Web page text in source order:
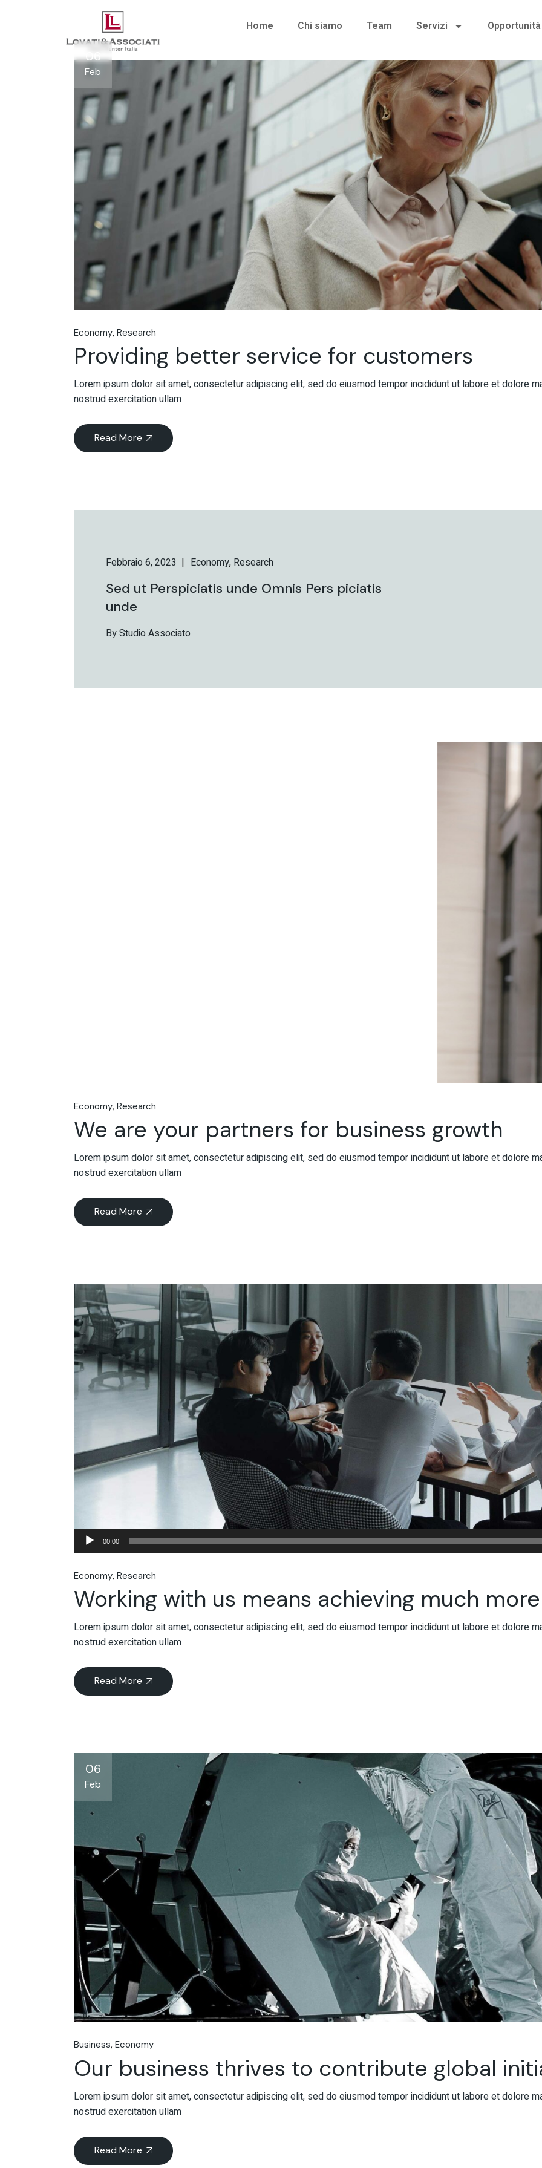
Home Chi siamo Team Servizi
06
Feb
Economy Research
Providing better service for customers
Lorem ipsum dolor sit amet, consectetur adipiscing elit, sed do eiusmod tempor incididunt ut labore et dolore
nostrud exercitation ullam
Read More
Febbraio 6, 2023 Economy Research
Sed ut Perspiciatis unde Omnis Pers piciatis
unde
By Studio Associato
Economy Research
We are your partners for business growth
Lorem ipsum dolor sit amet, consectetur adipiscing elit, sed do eiusmod tempor incididunt ut labore et dolore
nostrud exercitation ullam
Read More
Audio
Player
00:00
Economy Research
Working with us means achieving much more
Lorem ipsum dolor sit amet, consectetur adipiscing elit, sed do eiusmod tempor incididunt ut labore et dolore
nostrud exercitation ullam
Read More
06
Feb
Business Economy
Our business thrives to contribute global
Lorem ipsum dolor sit amet, consectetur adipiscing elit, sed do eiusmod tempor incididunt ut labore et dolore
nostrud exercitation ullam
Read More